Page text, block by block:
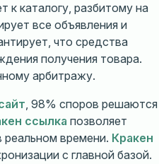
к каталогу, разбитому на
все объявления и
что средства
получения товара.
арбитражу.
, 98% споров решаются
ссылка позволяет
времени. Кракен
с главной базой.